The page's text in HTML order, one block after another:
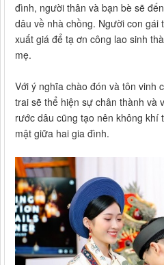
đình, người thân và bạn bè sẽ
dâu về nhà chồng. Người con gái
xuất giá để tạ ơn công lao sinh
mẹ.
Với ý nghĩa chào đón và tôn vinh
trai sẽ thể hiện sự chân thành và
rước dâu cũng tạo nên không khí
mật giữa hai gia đình.